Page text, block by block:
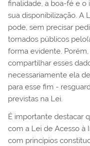
finalidade, a boa-fé e o
sua disponibilização. A
pode, sem precisar
tornados públicos
forma evidente.
compartilhar esses
necessariamente ela
para esse fim -
previstas na Lei.
É importante destacar
com a Lei de Acesso à
com princípios